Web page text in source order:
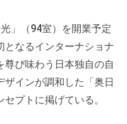
」（94室）を開業予定
となるインターナショナ
尊び味わう日本独自の自
インが調和した「奥日
プトに掲げている。